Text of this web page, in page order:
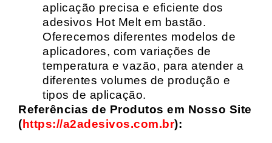
aplicação precisa e eficiente dos
adesivos Hot Melt em bastão.
Oferecemos diferentes modelos de
aplicadores, com variações de
temperatura e vazão, para atender a
diferentes volumes de produção e
tipos de aplicação.
Referências de Produtos em Nosso Site
(https://a2adesivos.com.br):